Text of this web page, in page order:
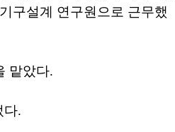
구설계 연구원으로 근무했
맡았다.
다.